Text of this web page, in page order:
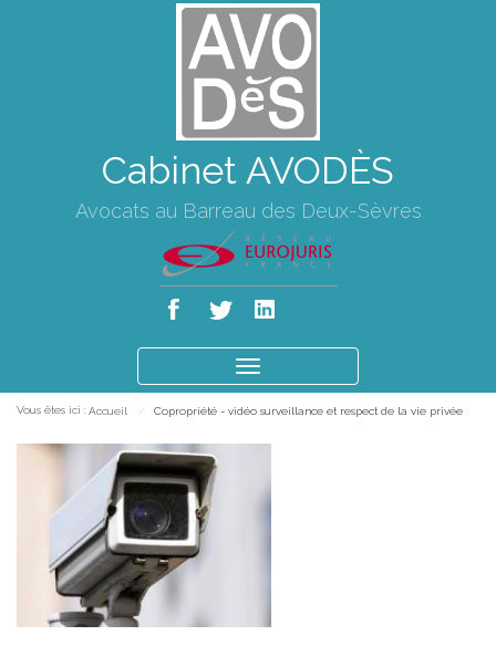
Cabinet AVODÈS
Avocats au Barreau des Deux-Sèvres
le
Vous êtes ici : Accueil Copropriété - vidéo surveillance et respect de la vie privée